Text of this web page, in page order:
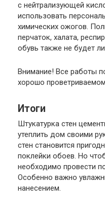
с нейтрализующей
использовать
химических ожогов.
перчаток, халата,
обувь также не будет
Внимание! Все работы
хорошо
Итоги
Штукатурка стен
утеплить дом своими
стен становится
поклейки обоев. Но
необходимо провести
Особенно важно
нанесением.